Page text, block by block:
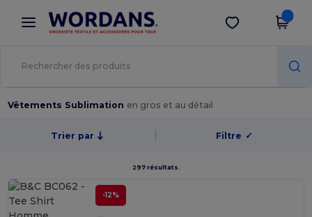
× Appli Wordans
Meilleurs prix sur l’app !
Obtenir l'appli
Vêtements Sublimation en gros et au détail
Trier par Filtre ✓
297 résultats.
-12%